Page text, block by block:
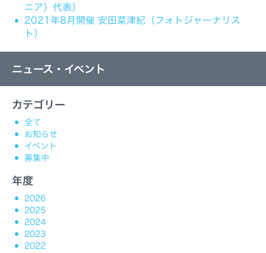
ニア）代表）
2021年8月開催 安田菜津紀（フォトジャーナリス
ト）
ニュース・イベント
カテゴリー
全て
お知らせ
イベント
募集中
年度
2026
2025
2024
2023
2022